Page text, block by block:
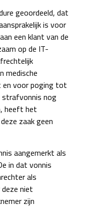
geoordeeld, dat
is voor
een klant van de
op de IT-
medische
en voor poging tot
strafvonnis nog
heeft het
zaak geen
aangemerkt als
in dat vonnis
als
niet
zijn